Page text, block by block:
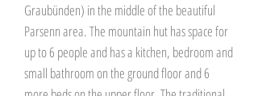
Graubünden) in the middle of the beautiful
Parsenn area. The mountain hut has space for
up to 6 people and has a kitchen, bedroom and
small bathroom on the ground floor and 6